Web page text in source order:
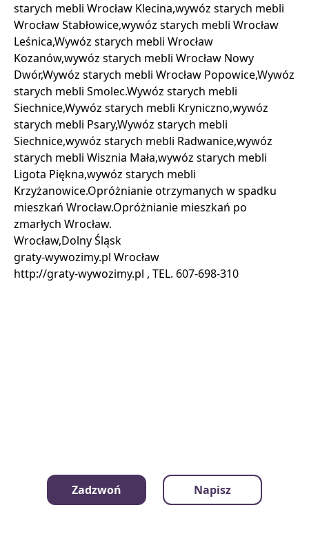
starych mebli Wrocław Klecina,wywóz starych mebli
Wrocław Stabłowice,wywóz starych mebli Wrocław
Leśnica,Wywóz starych mebli Wrocław
Kozanów,wywóz starych mebli Wrocław Nowy
Dwór,Wywóz starych mebli Wrocław Popowice,Wywóz
starych mebli Smolec.Wywóz starych mebli
Siechnice,Wywóz starych mebli Kryniczno,wywóz
starych mebli Psary,Wywóz starych mebli
Siechnice,wywóz starych mebli Radwanice,wywóz
starych mebli Wisznia Mała,wywóz starych mebli
Ligota Piękna,wywóz starych mebli
Krzyżanowice.Opróżnianie otrzymanych w spadku
mieszkań Wrocław.Opróżnianie mieszkań po
zmarłych Wrocław.
Wrocław,Dolny Śląsk
​​​​​​​graty-wywozimy.pl Wrocław
Zadzwoń Napisz